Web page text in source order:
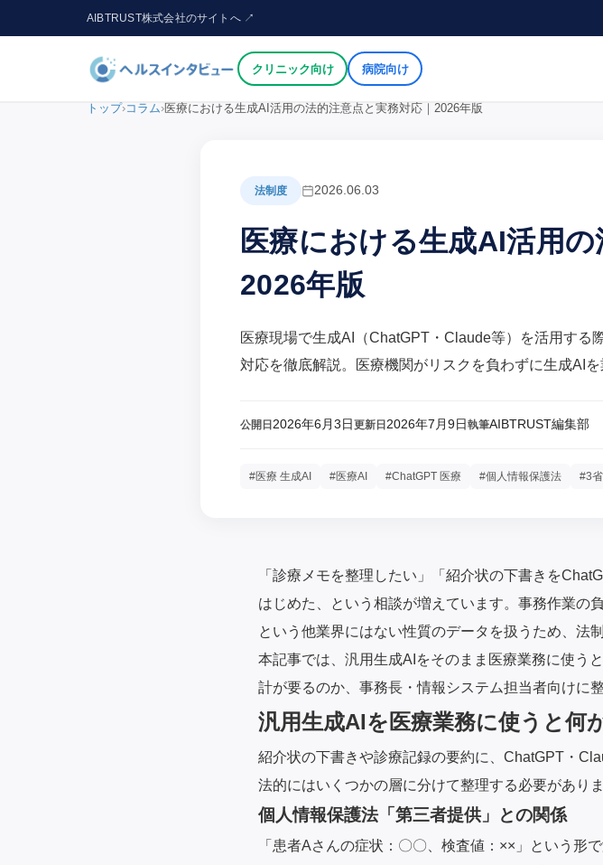
AIBTRUST株式会社のサイトへ ↗
クリニック向け 病院向け
トップ›コラム›医療における生成AI活用の法的注意点と実務対応｜2026年版
法制度 2026.06.03
医療における生成AI活用の
2026年版
医療現場で生成AI（ChatGPT・Claude等）を活用す
対応を徹底解説。医療機関がリスクを負わずに生成AI
公開日 2026年6月3日 更新日 2026年7月9日 執筆AIBTRUST編集部
#医療 生成AI #医療AI #ChatGPT 医療 #個人情報保護法 #3
「診療メモを整理したい」「紹介状の下書きを
はじめた、という相談が増えています。事務作業の
という他業界にはない性質のデータを扱うため、法
本記事では、汎用生成AIをそのまま医療業務に使う
計が要るのか、事務長・情報システム担当者向けに整
汎用生成AIを医療業務に使うと何
紹介状の下書きや診療記録の要約に、ChatGPT・
法的にはいくつかの層に分けて整理する必要がありま
個人情報保護法「第三者提供」との関係
「患者Aさんの症状：〇〇、検査値：××」という形